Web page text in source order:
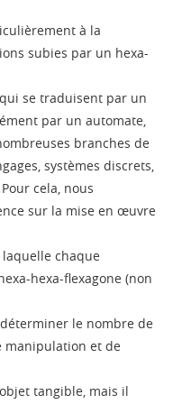
à la
subies par un hexa-
se traduisent par un
par un automate,
branches de
systèmes discrets,
cela, nous
sur la mise en œuvre
chaque
hexa-flexagone (non
le nombre de
manipulation et de
tangible, mais il